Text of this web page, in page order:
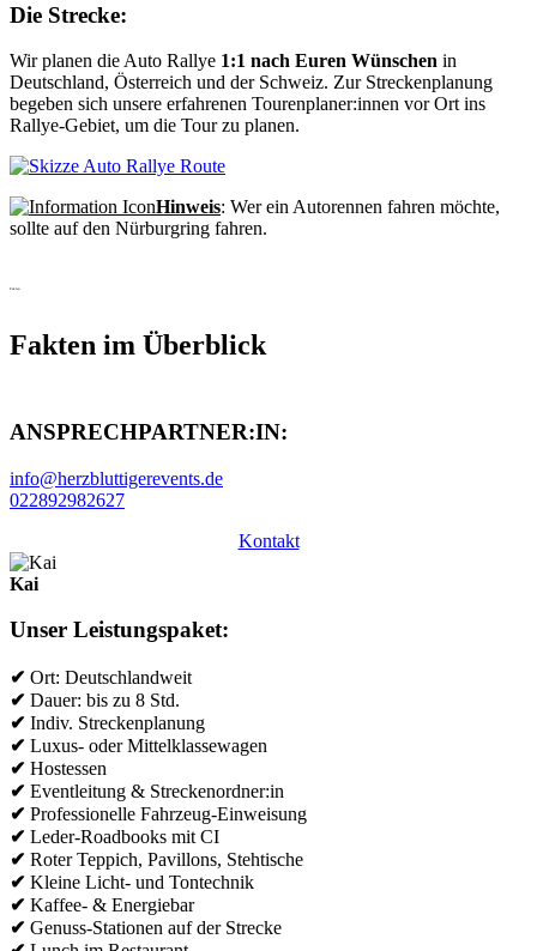
Die Strecke:
Wir planen die Auto Rallye 1:1 nach Euren Wünschen in
Deutschland, Österreich und der Schweiz. Zur Streckenplanung
begeben sich unsere erfahrenen Tourenplaner:innen vor Ort ins
Rallye-Gebiet, um die Tour zu planen.
Hinweis: Wer ein Autorennen fahren möchte,
sollte auf den Nürburgring fahren.
Fakten
Fakten im Überblick
ANSPRECHPARTNER:IN:
info@herzbluttigerevents.de
022892982627
Kontakt
Kai
Unser Leistungspaket:
✔ Ort: Deutschlandweit
✔ Dauer: bis zu 8 Std.
✔ Indiv. Streckenplanung
✔ Luxus- oder Mittelklassewagen
✔ Hostessen
✔ Eventleitung & Streckenordner:in
✔ Professionelle Fahrzeug-Einweisung
✔ Leder-Roadbooks mit CI
✔ Roter Teppich, Pavillons, Stehtische
✔ Kleine Licht- und Tontechnik
✔ Kaffee- & Energiebar
✔ Genuss-Stationen auf der Strecke